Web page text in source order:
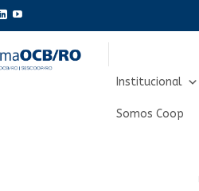
Institucional
Somos Coop